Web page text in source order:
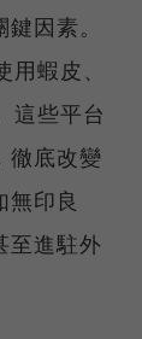
因素。
蝦皮、
這些平台
徹底改變
無印良
至進駐外